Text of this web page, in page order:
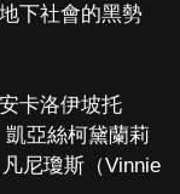
下社會的黑勢
卡洛伊坡托
凱亞絲柯黛蘭莉
尼瓊斯（Vinnie